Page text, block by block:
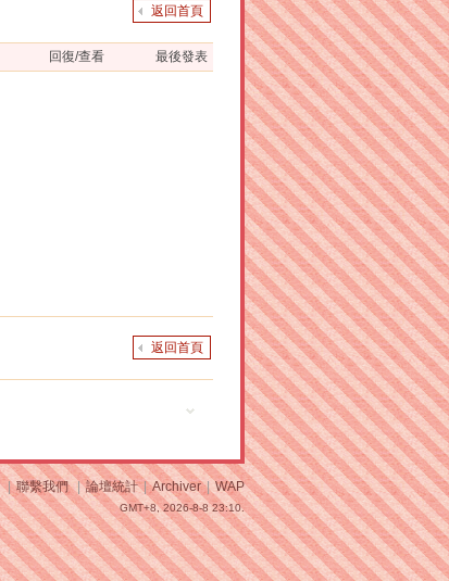
返回首頁
回復/查看 最後發表
返回首頁
| 聯繫我們 | 論壇統計 | Archiver | WAP
GMT+8, 2026-8-8 23:10.